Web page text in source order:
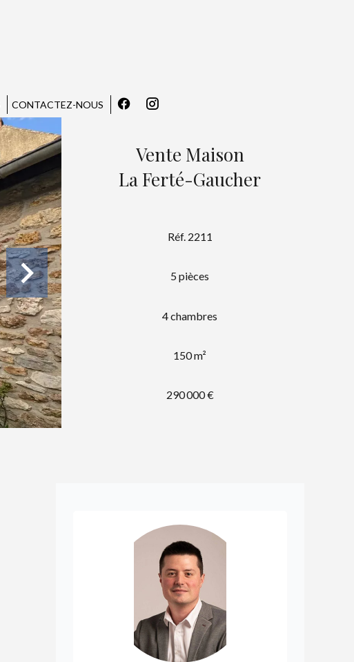
CONTACTEZ-NOUS
Vente Maison
La Ferté-Gaucher
Réf. 2211
5 pièces
4 chambres
150 m²
290 000 €